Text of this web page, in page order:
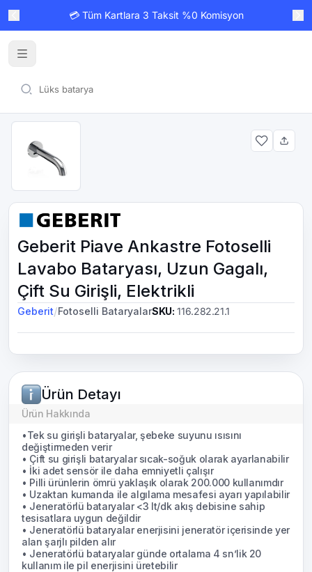
💳 Tüm Kartlara 3 Taksit %0 Komisyon
Geberit Piave Ankastre Fotoselli
Lavabo Bataryası, Uzun Gagalı,
Çift Su Girişli, Elektrikli
Geberit/Fotoselli BataryalarSKU: 116.282.21.1
Ürün Detayı
Ürün Hakkında
•Tek su girişli bataryalar, şebeke suyunu ısısını
değiştirmeden verir
• Çift su girişli bataryalar sıcak-soğuk olarak ayarlanabilir
• İki adet sensör ile daha emniyetli çalışır
• Pilli ürünlerin ömrü yaklaşık olarak 200.000 kullanımdır
• Uzaktan kumanda ile algılama mesafesi ayarı yapılabilir
• Jeneratörlü bataryalar <3 lt/dk akış debisine sahip
tesisatlara uygun değildir
• Jeneratörlü bataryalar enerjisini jeneratör içerisinde yer
alan şarjlı pilden alır
• Jeneratörlü bataryalar günde ortalama 4 sn’lik 20
kullanım ile pil enerjisini üretebilir